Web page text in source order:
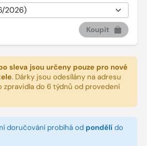
Koupit
sleva jsou určeny pouze pro nové
. Dárky jsou odesílány na adresu
zpravidla do 6 týdnů od provedení
doručování probíhá od pondělí do